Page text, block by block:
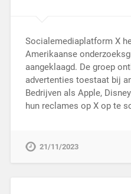
Socialemediaplatform X
Amerikaanse
aangeklaagd. De groep
advertenties toestaat bij
Bedrijven als Apple,
hun reclames op X op te
21/11/2023